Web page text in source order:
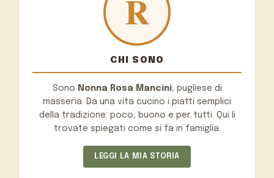
CHI SONO
Sono Nonna Rosa Mancini, pugliese di
masseria. Da una vita cucino i piatti semplici
della tradizione: poco, buono e per tutti. Qui li
trovate spiegati come si fa in famiglia.
LEGGI LA MIA STORIA